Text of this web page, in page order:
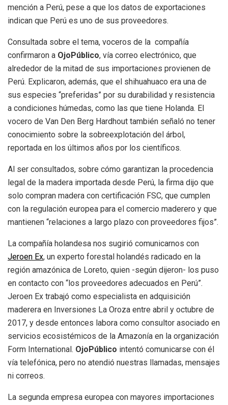
mención a Perú, pese a que los datos de exportaciones
indican que Perú es uno de sus proveedores.
Consultada sobre el tema, voceros de la compañía
confirmaron a OjoPúblico, vía correo electrónico, que
alrededor de la mitad de sus importaciones provienen de
Perú. Explicaron, además, que el shihuahuaco era una de
sus especies “preferidas” por su durabilidad y resistencia
a condiciones húmedas, como las que tiene Holanda. El
vocero de Van Den Berg Hardhout también señaló no tener
conocimiento sobre la sobreexplotación del árbol,
reportada en los últimos años por los científicos.
Al ser consultados, sobre cómo garantizan la procedencia
legal de la madera importada desde Perú, la firma dijo que
solo compran madera con certificación FSC, que cumplen
con la regulación europea para el comercio maderero y que
mantienen “relaciones a largo plazo con proveedores fijos”.
La compañía holandesa nos sugirió comunicarnos con
Jeroen Ex, un experto forestal holandés radicado en la
región amazónica de Loreto, quien -según dijeron- los puso
en contacto con “los proveedores adecuados en Perú”.
Jeroen Ex trabajó como especialista en adquisición
maderera en Inversiones La Oroza entre abril y octubre de
2017, y desde entonces labora como consultor asociado en
servicios ecosistémicos de la Amazonía en la organización
Form International. OjoPúblico intentó comunicarse con él
vía telefónica, pero no atendió nuestras llamadas, mensajes
ni correos.
La segunda empresa europea con mayores importaciones